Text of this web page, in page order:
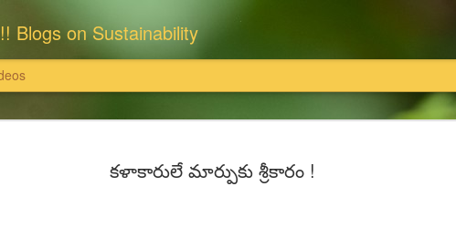
క‌ళాకారులే మార్పుకు శ్రీకారం !
Blogs on Sustainability
सतसंग सभा
इत्यादि दान स्वरूप स्वीकार नहीं करती
राधास्वामी सतसंग सभा ने समस्त भूमि एवं संपत्तियां विधिक